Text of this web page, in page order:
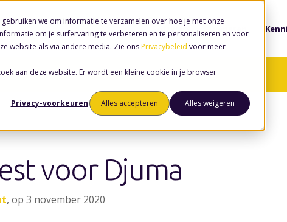
we om informatie te verzamelen over hoe je met onze
om je surfervaring te verbeteren en te personaliseren en voor
website als via andere media. Zie ons Privacybeleid voor meer
aan deze website. Er wordt een kleine cookie in je browser
Privacy-voorkeuren
Alles accepteren Alles weigeren
Software
voor Djuma
, op 3 november 2020